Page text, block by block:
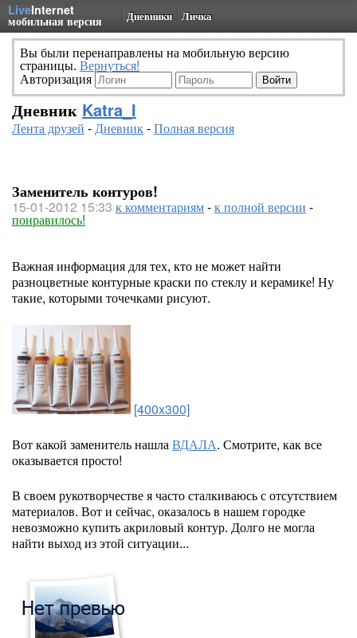
LiveInternet
мобильная версия Дневники Личка
Вы были перенаправлены на мобильную версию
страницы. Вернуться!
Авторизация
Дневник Katra_I
Лента друзей -Дневник-Полная версия
Заменитель контуров!
15-01-2012 15:33 к комментариям-к полной версии -
понравилось!
Важная информация для тех, кто не может найти
разноцветные контурные краски по стеклу и керамике! Ну
такие, которыми точечками рисуют.
[400x300]
Вот какой заменитель нашлаВДАЛА. Смотрите, как все
оказывается просто!
В своем рукотворчестве я часто сталкиваюсь с отсутствием
материалов. Вот и сейчас, оказалось в нашем городке
невозможно купить акриловый контур. Долго не могла
найти выход из этой ситуации...